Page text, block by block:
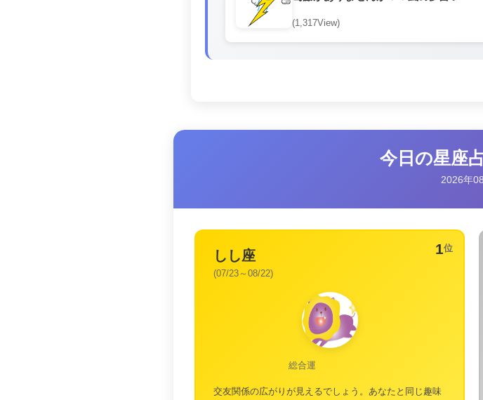
(1,317View)
今日の星座
2026年
1位
しし座
(07/23～08/22)
総合運
交友関係の広がりが見えるでしょう。あなたと同じ趣味